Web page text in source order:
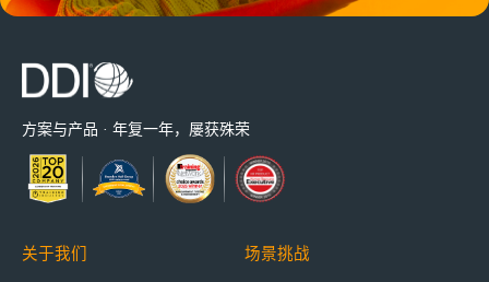
方案与产品 · 年复一年，屡获殊荣
关于我们 场景挑战